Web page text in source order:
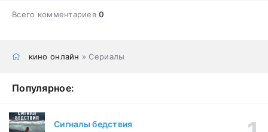
Всего комментариев0
кино онлайн » Сериалы
Популярное:
Сигналы бедствия